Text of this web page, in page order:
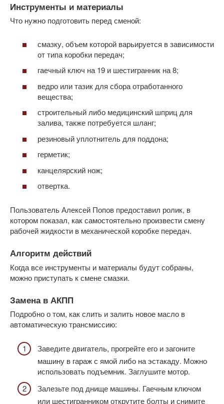
Инструменты и материалы
Что нужно подготовить перед сменой:
смазку, объем которой варьируется в зависимости
от типа коробки передач;
гаечный ключ на 19 и шестигранник на 8;
ведро или тазик для сбора отработанного
вещества;
строительный либо медицинский шприц для
залива, также потребуется шланг;
резиновый уплотнитель для поддона;
герметик;
канцелярский нож;
отвертка.
Пользователь Алексей Попов предоставил ролик, в
котором показал, как самостоятельно произвести смену
рабочей жидкости в механической коробке передач.
Алгоритм действий
Когда все инструменты и материалы будут собраны,
можно приступать к смене смазки.
Замена в АКПП
Подробно о том, как слить и залить новое масло в
автоматическую трансмиссию:
Заведите двигатель, прогрейте его и загоните
машину в гараж с ямой либо на эстакаду. Можно
использовать подъемник. Заглушите мотор.
Залезьте под днище машины. Гаечным ключом
или шестигранником открутите болты и снимите